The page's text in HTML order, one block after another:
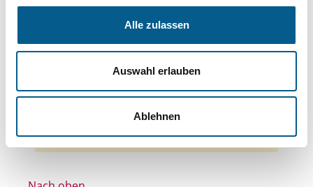
Alle zulassen
Auswahl erlauben
Ablehnen
Themen: Wohltätige Zwecke
Themen: Tierschutz
Themen: Denkmalschutz
Themen: Seniorinnen, Senioren & Pflege
Themen: Kinder, Jugendliche & Familie
Alle Filter entfernen